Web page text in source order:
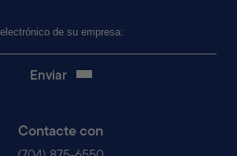
electrónico
Contacte con